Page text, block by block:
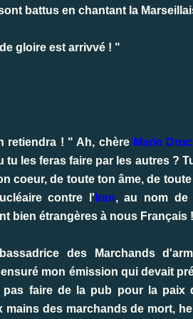
battus en chantant la
gloire est arrivvé ! "
retiendra ! " Ah, chère Marie
tu les feras faire par les autres ?
coeur, de toute ton âme, de
contre l' Iran, au nom de
bien étrangères à nous Français !
des Marchands
mon émission qui devait
faire de la pub pour la paix
mains des marchands de mort,